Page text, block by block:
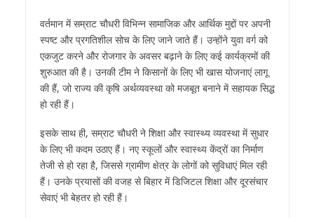
वर्तमान में सम्राट चौधरी विभिन्न सामाजिक और आर्थिक मुद्दों पर अपनी
स्पष्ट और प्रगतिशील सोच के लिए जाने जाते हैं। उन्होंने युवा वर्ग को
एकजुट करने और रोजगार के अवसर बढ़ाने के लिए कई कार्यक्रमों की
शुरुआत की है। उनकी टीम ने किसानों के लिए भी खास योजनाएं लागू
की हैं, जो राज्य की कृषि अर्थव्यवस्था को मजबूत बनाने में सहायक सिद्ध
हो रही हैं।
इसके साथ ही, सम्राट चौधरी ने शिक्षा और स्वास्थ्य व्यवस्था में सुधार
के लिए भी कदम उठाए हैं। नए स्कूलों और स्वास्थ्य केंद्रों का निर्माण
तेजी से हो रहा है, जिससे ग्रामीण क्षेत्र के लोगों को सुविधाएं मिल रही
हैं। उनके प्रयासों की वजह से बिहार में डिजिटल शिक्षा और दूरसंचार
सेवाएं भी बेहतर हो रही हैं।